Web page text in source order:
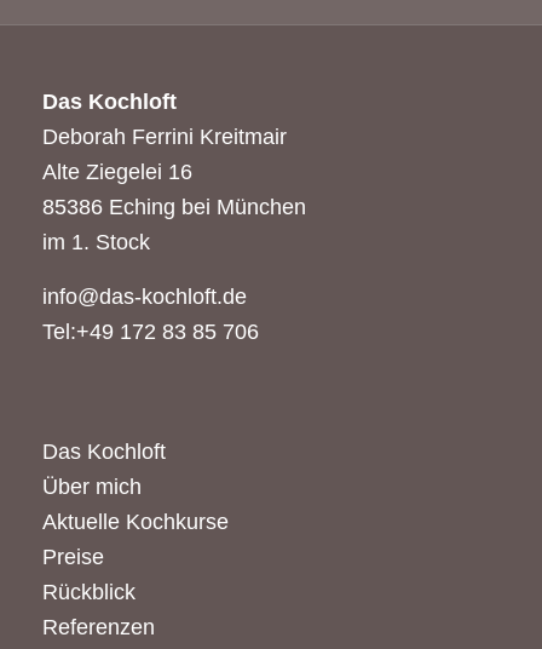
Das Kochloft
Deborah Ferrini Kreitmair
Alte Ziegelei 16
85386 Eching bei München
im 1. Stock
info@das-kochloft.de
Tel:+49 172 83 85 706
Das Kochloft
Über mich
Aktuelle Kochkurse
Preise
Rückblick
Referenzen